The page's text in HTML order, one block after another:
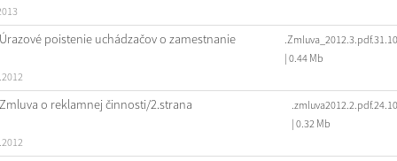
Úrazové poistenie uchádzačov o zamestnanie
| 0.44 Mb
Zmluva o reklamnej činnosti/2.strana
| 0.32 Mb